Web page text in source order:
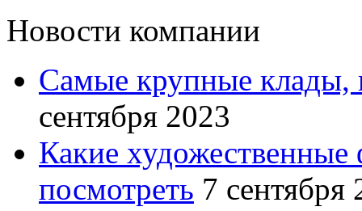
Новости компании
Самые крупные клады,
сентября 2023
Какие
посмотреть 7 сентября